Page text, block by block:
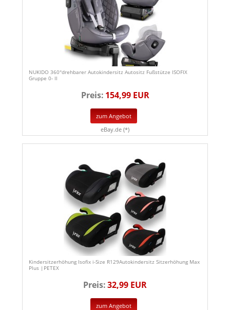
NUKIDO 360°drehbarer Autokindersitz Autositz Fußstütze ISOFIX
Gruppe 0- II
Preis: 154,99 EUR
zum Angebot
eBay.de (*)
Kindersitzerhöhung Isofix i-Size R129Autokindersitz Sitzerhöhung Max
Plus |PETEX
Preis:32,99 EUR
zum Angebot